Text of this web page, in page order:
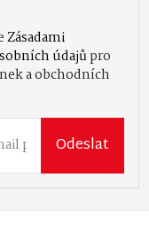
Zásadami
údajůpro
a obchodních
Odeslat